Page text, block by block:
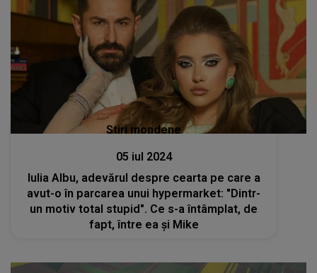
Stiri mondene
05 iul 2024
Iulia Albu, adevărul despre cearta pe care a
avut-o în parcarea unui hypermarket: "Dintr-
un motiv total stupid". Ce s-a întâmplat, de
fapt, între ea și Mike